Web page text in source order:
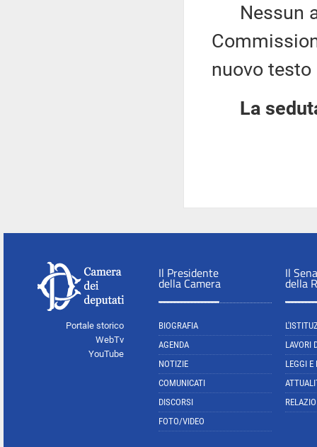
Nessun
nuovo
La
Portale storico
WebTv
YouTube
Il Presidente
della Camera
BIOGRAFIA
AGENDA
NOTIZIE
COMUNICATI
DISCORSI
FOTO/VIDEO
Il
della
LAVORI
LEGGI E